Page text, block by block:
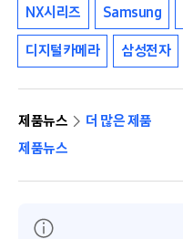
NX시리즈 Samsung
디지털카메라 삼성전자
제품뉴스
더 많은 제품
제품뉴스